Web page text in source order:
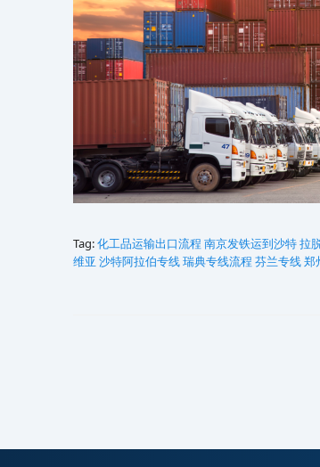
Tag:化工品运输出口流程 南京发铁运到沙特拉
维亚 沙特阿拉伯专线瑞典专线流程 芬兰专线郑